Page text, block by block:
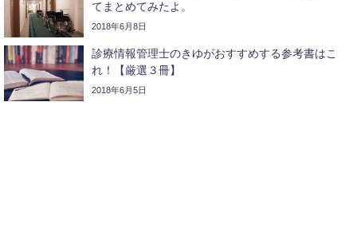
てまとめてみたよ。
2018年6月8日
診療情報管理士のきゆがおすすめする参考書はこ
れ！【厳選３冊】
2018年6月5日